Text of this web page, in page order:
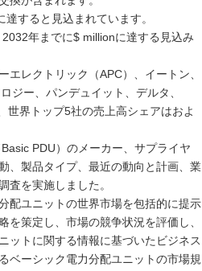
すると見込まれています。
年までに$ millionに達する見込み
レクトリック（APC）、イートン、
ジー、パンデュイット、デルタ、
世界トップ5社の売上高シェアはおよ
PDU）のメーカー、サプライヤ
、製品タイプ、最近の動向と計画、業
査を実施しました。
配ユニットの世界市場を包括的に提示
策定し、市場の競争状況を評価し、
ットに関する情報に基づいたビジネス
ベーシック電力分配ユニットの市場規